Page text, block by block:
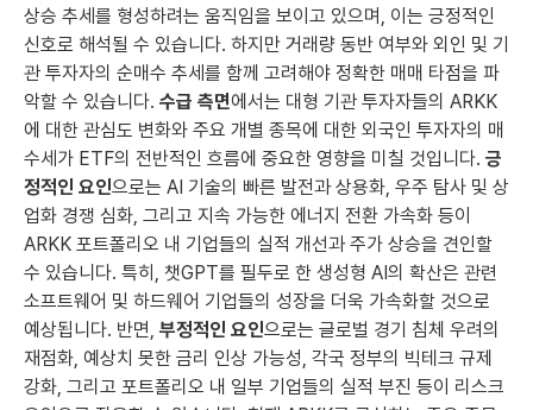
상승 추세를 형성하려는 움직임을 보이고 있으며, 이는 긍정적인
신호로 해석될 수 있습니다. 하지만 거래량 동반 여부와 외인 및 기
관 투자자의 순매수 추세를 함께 고려해야 정확한 매매 타점을 파
악할 수 있습니다. 수급 측면에서는 대형 기관 투자자들의 ARKK
에 대한 관심도 변화와 주요 개별 종목에 대한 외국인 투자자의 매
수세가 ETF의 전반적인 흐름에 중요한 영향을 미칠 것입니다. 긍
정적인 요인으로는 AI 기술의 빠른 발전과 상용화, 우주 탐사 및 상
업화 경쟁 심화, 그리고 지속 가능한 에너지 전환 가속화 등이
ARKK 포트폴리오 내 기업들의 실적 개선과 주가 상승을 견인할
수 있습니다. 특히, 챗GPT를 필두로 한 생성형 AI의 확산은 관련
소프트웨어 및 하드웨어 기업들의 성장을 더욱 가속화할 것으로
예상됩니다. 반면, 부정적인 요인으로는 글로벌 경기 침체 우려의
재점화, 예상치 못한 금리 인상 가능성, 각국 정부의 빅테크 규제
강화, 그리고 포트폴리오 내 일부 기업들의 실적 부진 등이 리스크